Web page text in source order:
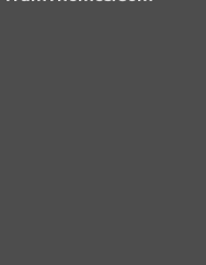
Delivery